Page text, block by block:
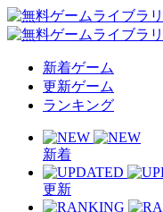
新着ゲーム
更新ゲーム
ランキング
新着
更新